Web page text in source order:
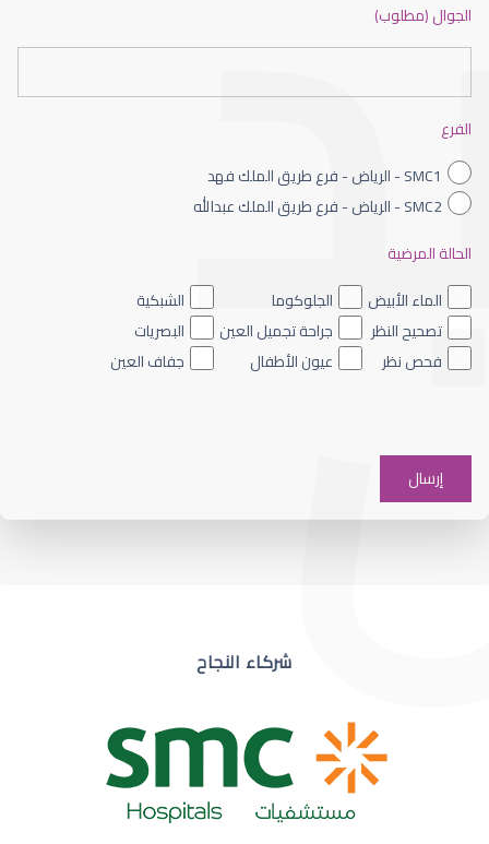
ضعف نظر الاطفال
ضعف نظر العين اليسرى
ضعف نظر مفاجئ
الجوال (مطلوب)
الفرع
SMC1 - الرياض - فرع طريق الملك فهد
SMC2 - الرياض - فرع طريق الملك عبدالله
الحالة المرضية
الماء الأبيض
الجلوكوما
الشبكية
تصحيح النظر
جراحة تجميل العين
البصريات
فحص نظر
عيون الأطفال جفاف العين
شركاء النجاح